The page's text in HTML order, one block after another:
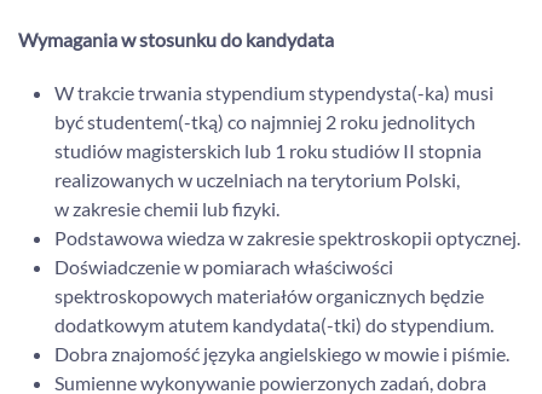
Wymagania w stosunku do kandydata
W trakcie trwania stypendium stypendysta(-ka) musi
być studentem(-tką) co najmniej 2 roku jednolitych
studiów magisterskich lub 1 roku studiów II stopnia
realizowanych w uczelniach na terytorium Polski,
w zakresie chemii lub fizyki.
Podstawowa wiedza w zakresie spektroskopii optycznej.
Doświadczenie w pomiarach właściwości
spektroskopowych materiałów organicznych będzie
dodatkowym atutem kandydata(-tki) do stypendium.
Dobra znajomość języka angielskiego w mowie i piśmie.
Sumienne wykonywanie powierzonych zadań, dobra